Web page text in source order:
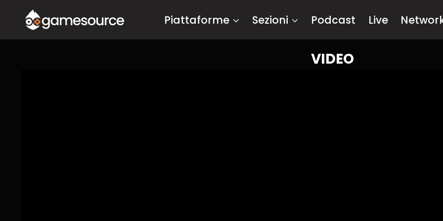
contenuto
Piattaforme Sezioni Podcast Live
VIDEO